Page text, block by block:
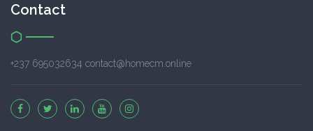
Contact
+237 695032634 contact@homecm.online